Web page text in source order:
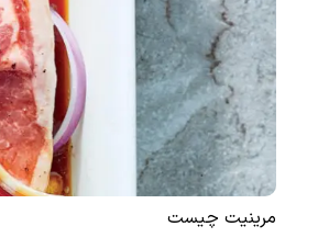
مرینیت چیست